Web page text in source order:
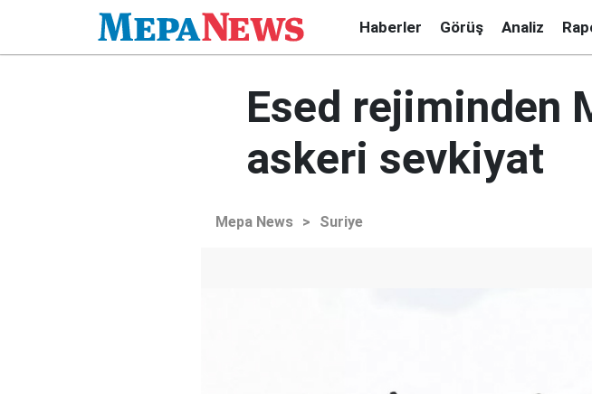
Haberler Görüş Analiz
Esed rejiminden
askeri sevkiyat
Mepa News > Suriye